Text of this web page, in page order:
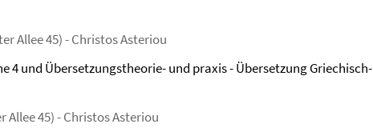
Allee 45) - Christos Asteriou
4 und Übersetzungstheorie- und praxis - Übersetzung Griechisch-
Allee 45) - Christos Asteriou